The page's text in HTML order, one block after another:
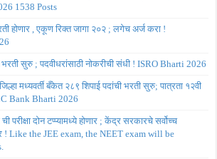
1538 Posts
होणार , एकूण रिक्त जागा २०२ ; लगेच अर्ज करा !
भरती सुरु ; पदवीधरांसाठी नोकरीची संधी ! ISRO Bharti 2026
मध्यवर्ती बँकेत २८९ शिपाई पदांची भरती सुरु; पात्रता १२वी
Bank Bharti 2026
परीक्षा दोन टप्प्यामध्ये होणार ; केंद्र सरकारचे सर्वोच्च
! Like the JEE exam, the NEET exam will be